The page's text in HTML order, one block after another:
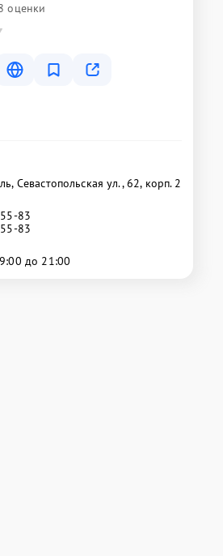
оценки
Севастопольская ул., 62, корп. 2
83
83
до 21:00